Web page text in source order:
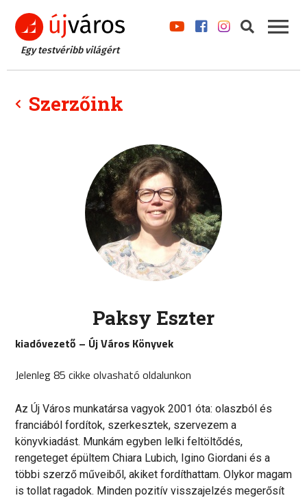
Egy testvéribb világért
Szerzőink
Paksy Eszter
kiadóvezető – Új Város Könyvek
Jelenleg 85 cikke olvasható oldalunkon
Az Új Város munkatársa vagyok 2001 óta: olaszból és
franciából fordítok, szerkesztek, szervezem a
könyvkiadást. Munkám egyben lelki feltöltődés,
rengeteget épültem Chiara Lubich, Igino Giordani és a
többi szerző műveiből, akiket fordíthattam. Olykor magam
is tollat ragadok. Minden pozitív visszajelzés megerősít